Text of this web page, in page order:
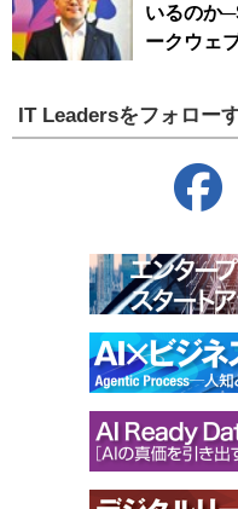
いるのか
ークウェ
IT Leadersをフォロー